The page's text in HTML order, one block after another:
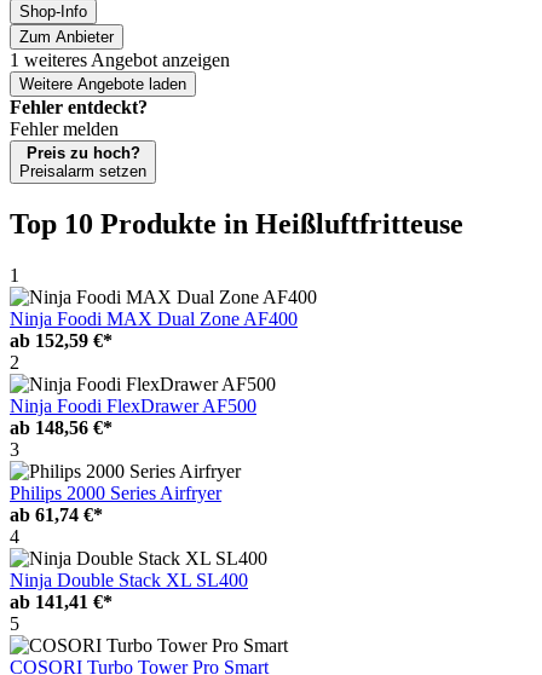
Shop-Info
Zum Anbieter
1 weiteres Angebot anzeigen
Weitere Angebote laden
Fehler entdeckt?
Fehler melden
Preis zu hoch?
Preisalarm setzen
Top 10 Produkte in Heißluftfritteuse
1
Ninja Foodi MAX Dual Zone AF400
ab 152,59 €*
2
Ninja Foodi FlexDrawer AF500
ab 148,56 €*
3
Philips 2000 Series Airfryer
ab 61,74 €*
4
Ninja Double Stack XL SL400
ab 141,41 €*
5
COSORI Turbo Tower Pro Smart